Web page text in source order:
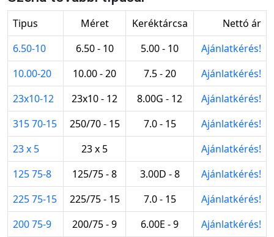
Tipus Méret Keréktárcsa
Nettó ár
6.50-10
6.50 - 10 5.00 - 10
Ajánlatkérés!
10.00-20
10.00 - 20 7.5 - 20
Ajánlatkérés!
23x10-12
23x10 - 12 8.00G - 12
Ajánlatkérés!
315 70-15
250/70 - 15 7.0 - 15
Ajánlatkérés!
23 x 5
23 x 5
Ajánlatkérés!
125 75-8
125/75 - 8 3.00D - 8
Ajánlatkérés!
225 75-15
225/75 - 15 7.0 - 15
Ajánlatkérés!
200 75-9
200/75 - 9 6.00E - 9
Ajánlatkérés!